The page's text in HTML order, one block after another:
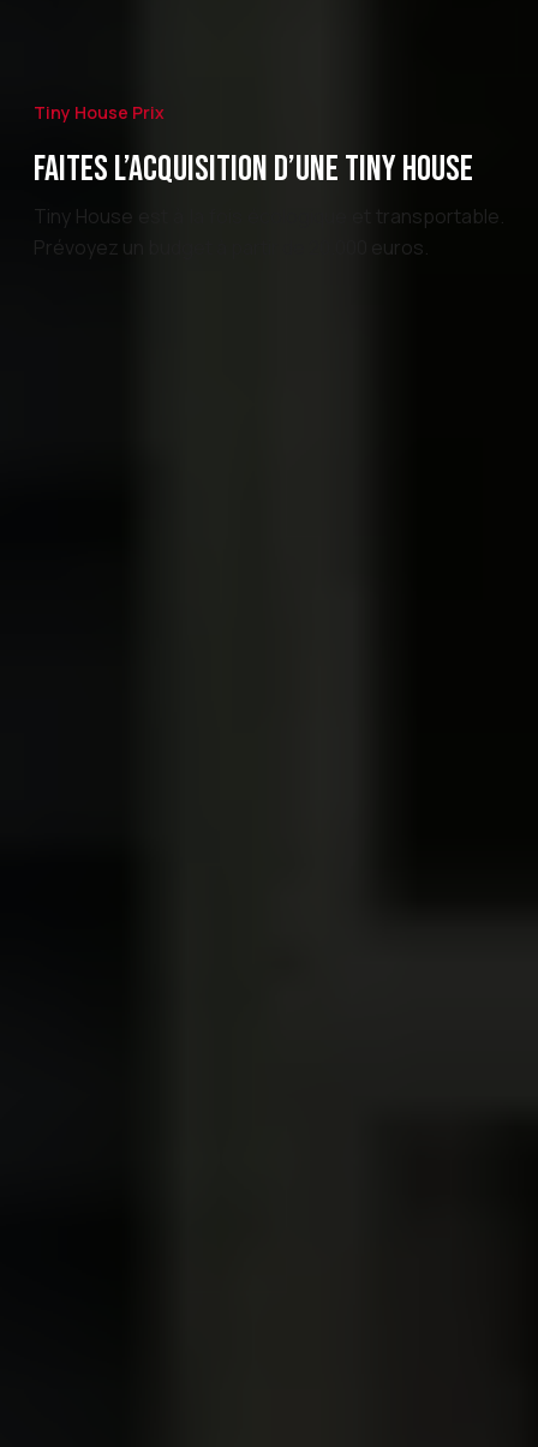
Tiny House Prix
FAITES L’ACQUISITION D’UNE TINY HOUSE
Tiny House est à la fois écologique et transportable.
Prévoyez un budget à partir de 20.000 euros.